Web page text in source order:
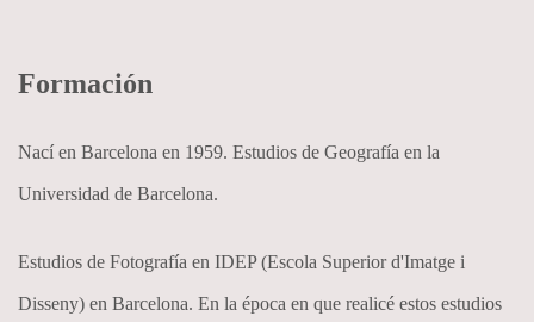
Formación
Nací en Barcelona en 1959. Estudios de Geografía en la
Universidad de Barcelona.
Estudios de Fotografía en IDEP (Escola Superior d'Imatge i
Disseny) en Barcelona. En la época en que realicé estos estudios